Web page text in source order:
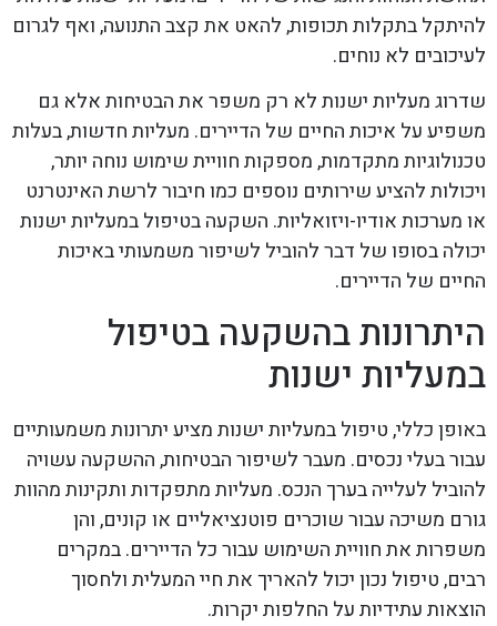
להיתקל בתקלות תכופות, להאט את קצב התנועה, ואף לגרום
לעיכובים לא נוחים.
שדרוג מעליות ישנות לא רק משפר את הבטיחות אלא גם
משפיע על איכות החיים של הדיירים. מעליות חדשות, בעלות
טכנולוגיות מתקדמות, מספקות חוויית שימוש נוחה יותר,
ויכולות להציע שירותים נוספים כמו חיבור לרשת האינטרנט
או מערכות אודיו-ויזואליות. השקעה בטיפול במעליות ישנות
יכולה בסופו של דבר להוביל לשיפור משמעותי באיכות
החיים של הדיירים.
היתרונות בהשקעה בטיפול
במעליות ישנות
באופן כללי, טיפול במעליות ישנות מציע יתרונות משמעותיים
עבור בעלי נכסים. מעבר לשיפור הבטיחות, ההשקעה עשויה
להוביל לעלייה בערך הנכס. מעליות מתפקדות ותקינות מהוות
גורם משיכה עבור שוכרים פוטנציאליים או קונים, והן
משפרות את חוויית השימוש עבור כל הדיירים. במקרים
רבים, טיפול נכון יכול להאריך את חיי המעלית ולחסוך
הוצאות עתידיות על החלפות יקרות.